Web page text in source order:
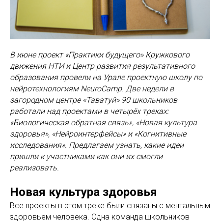
В июне проект «Практики будущего» Кружкового
движения НТИ и Центр развития результативного
образования провели на Урале проектную школу по
нейротехнологиям NeuroCamp. Две недели в
загородном центре «Таватуй» 90 школьников
работали над проектами в четырёх треках:
«Биологическая обратная связь», «Новая культура
здоровья», «Нейроинтерфейсы» и «Когнитивные
исследования». Предлагаем узнать, какие идеи
пришли к участниками как они их смогли
реализовать.
Новая культура здоровья
Все проекты в этом треке были связаны с ментальным
здоровьем человека. Одна команда школьников